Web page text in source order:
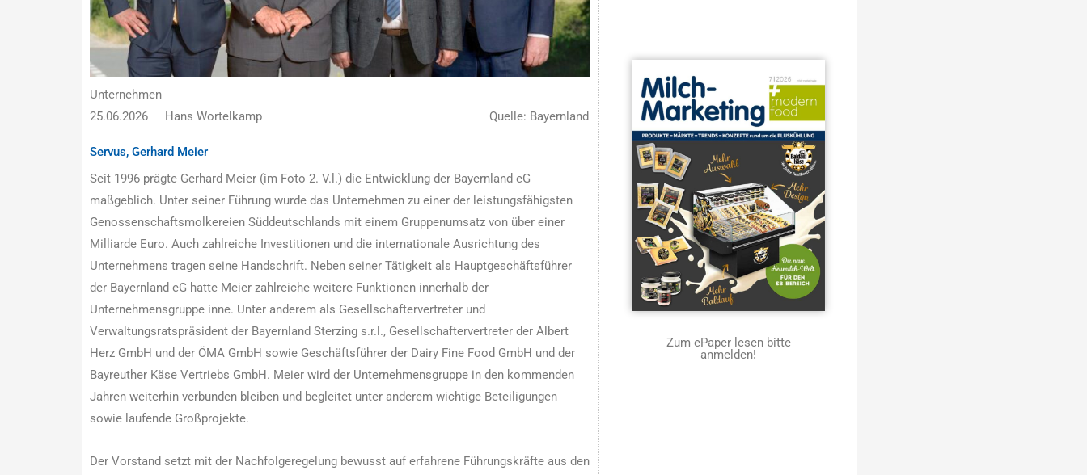
Unternehmen
25.06.2026
Hans Wortelkamp Quelle: Bayernland
Servus, Gerhard Meier
Seit 1996 prägte Gerhard Meier (im Foto 2. V.l.) die Entwicklung der Bayernland eG
maßgeblich. Unter seiner Führung wurde das Unternehmen zu einer der leistungsfähigsten
Genossenschaftsmolkereien Süddeutschlands mit einem Gruppenumsatz von über einer
Milliarde Euro. Auch zahlreiche Investitionen und die internationale Ausrichtung des
Unternehmens tragen seine Handschrift. Neben seiner Tätigkeit als Hauptgeschäftsführer
der Bayernland eG hatte Meier zahlreiche weitere Funktionen innerhalb der
Unternehmensgruppe inne. Unter anderem als Gesellschaftervertreter und
Verwaltungsratspräsident der Bayernland Sterzing s.r.l., Gesellschaftervertreter der Albert
Herz GmbH und der ÖMA GmbH sowie Geschäftsführer der Dairy Fine Food GmbH und der
Bayreuther Käse Vertriebs GmbH. Meier wird der Unternehmensgruppe in den kommenden
Jahren weiterhin verbunden bleiben und begleitet unter anderem wichtige Beteiligungen
sowie laufende Großprojekte.
Der Vorstand setzt mit der Nachfolgeregelung bewusst auf erfahrene Führungskräfte aus den
Zum ePaper lesen bitte
anmelden!